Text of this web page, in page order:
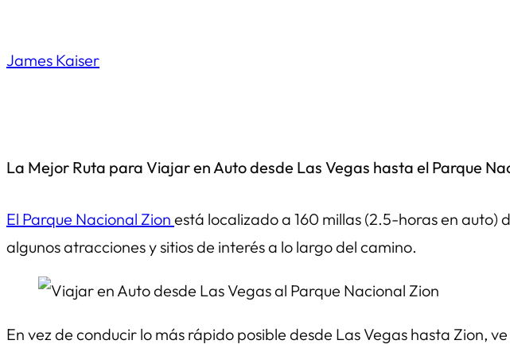
contenido
James Kaiser
La Mejor Ruta para Viajar en Auto desde Las Vegas hasta el Parque
El Parque Nacional Zion está localizado a 160 millas (2.5-horas en auto)
algunos atracciones y sitios de interés a lo largo del camino.
En vez de conducir lo más rápido posible desde Las Vegas hasta Zion,